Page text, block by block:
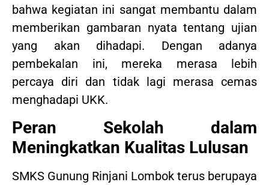
bahwa kegiatan ini sangat membantu dalam
memberikan gambaran nyata tentang ujian
yang akan dihadapi. Dengan adanya
pembekalan ini, mereka merasa lebih
percaya diri dan tidak lagi merasa cemas
menghadapi UKK.
Peran Sekolah dalam
Meningkatkan Kualitas Lulusan
SMKS Gunung Rinjani Lombok terus berupaya